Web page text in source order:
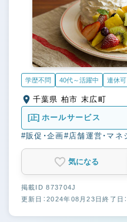
学歴不問 40代～活躍中 連休可
千葉県 柏市 末広町
[正] ホールサービス
#販促・企画#店舗運営・マネ
気になる
掲載ID 873704J
更新日：2024年08月23日終了日